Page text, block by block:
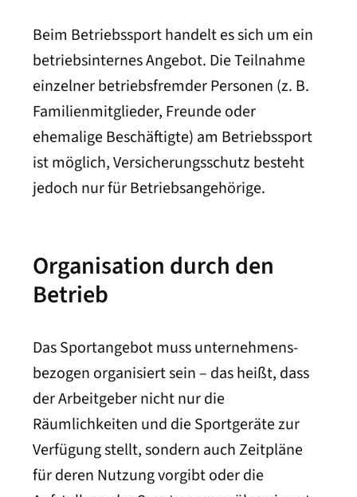
Beim Betriebssport handelt es sich um ein
betriebs­internes Angebot. Die Teilnahme
einzelner betriebs­fremder Personen (z. B.
Familien­mitglieder, Freunde oder
ehemalige Beschäftigte) am Betriebs­sport
ist möglich, Versicherungs­schutz besteht
jedoch nur für Betriebs­angehörige.
Organisation durch den
Betrieb
Das Sportangebot muss unternehmens­
bezogen organisiert sein – das heißt, dass
der Arbeit­geber nicht nur die
Räumlichkeiten und die Sport­geräte zur
Verfügung stellt, sondern auch Zeitpläne
für deren Nutzung vorgibt oder die